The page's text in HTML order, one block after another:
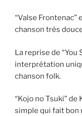
“Valse
chanson très
La reprise de “You
interprétation
chanson folk.
“Kojo no Tsuki”
simple qui fait bon